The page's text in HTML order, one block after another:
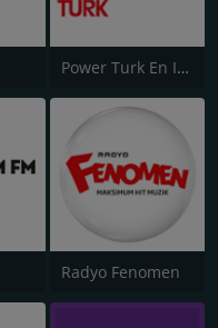
Power Turk En Iyiler
Radyo Fenomen